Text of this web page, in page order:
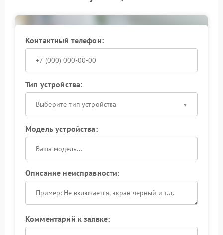
Контактный телефон:
Тип устройства:
Выберите тип устройства
Модель устройства:
Описание неисправности:
Комментарий к заявке: